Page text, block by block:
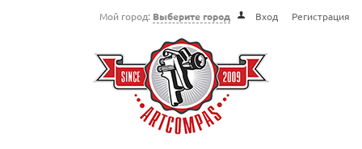
Мой город: Выберите город Вход Регистрация